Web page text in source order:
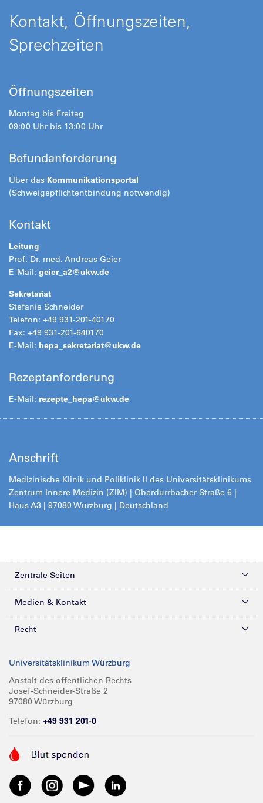
Kontakt, Öffnungszeiten,
Sprechzeiten
Öffnungszeiten
Montag bis Freitag
09:00 Uhr bis 13:00 Uhr
Befundanforderung
Über das Kommunikationsportal
(Schweigepflichtentbindung notwendig)
Kontakt
Leitung
Prof. Dr. med. Andreas Geier
E-Mail: geier_a2@ukw.de
Sekretariat
Stefanie Schneider
Telefon: +49 931-201-40170
Fax: +49 931-201-640170
E-Mail: hepa_sekretariat@ukw.de
Rezeptanforderung
E-Mail: rezepte_hepa@ukw.de
Anschrift
Medizinische Klinik und Poliklinik II des Universitätsklinikums
Zentrum Innere Medizin (ZIM) | Oberdürrbacher Straße 6 |
Haus A3 | 97080 Würzburg | Deutschland
Zentrale Seiten
Kliniken & Zentren
Forschung
Karriere
Medien & Kontakt
Presse
Glossar
Spenden
Anreise
Recht
Compliance
Impressum
Barrierefreiheit
Universitätsklinikum Würzburg
Anstalt des öffentlichen Rechts
Josef-Schneider-Straße 2
97080 Würzburg
Telefon: +49 931 201-0